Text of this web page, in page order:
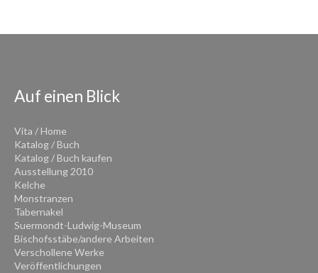
Auf einen Blick
Vita / Home
Katalog / Buch
Katalog / Buch kaufen
Ausstellung 2010
Kelche
Monstranzen
Tabernakel
Suermondt-Ludwig-Museum
Bischofsstäbe/andere Arbeiten
Verschollene Werke
Veröffentlichungen